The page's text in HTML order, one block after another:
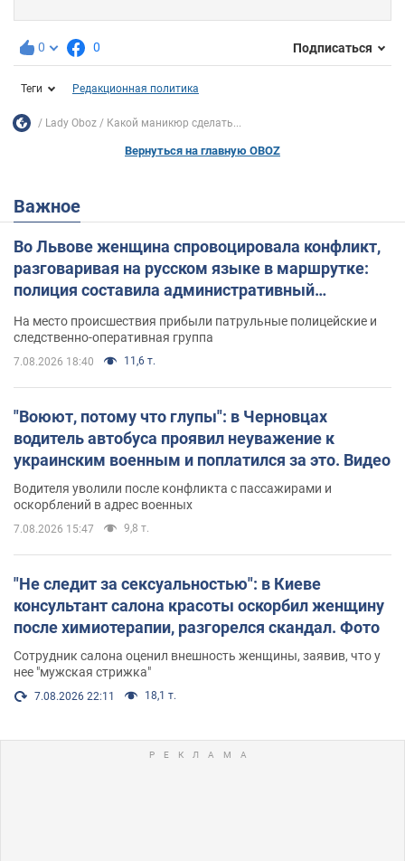
0 0 Подписаться
Теги Редакционная политика
Lady Oboz Какой маникюр сделать...
Вернуться на главную OBOZ
Важное
Во Львове женщина спровоцировала конфликт,
разговаривая на русском языке в маршрутке:
полиция составила административный
На место происшествия прибыли патрульные полицейские и
следственно-оперативная группа
7.08.2026 18:40 11,6 т.
"Воюют, потому что глупы": в Черновцах
водитель автобуса проявил неуважение к
украинским военным и поплатился за это. Видео
Водителя уволили после конфликта с пассажирами и
оскорблений в адрес военных
7.08.2026 15:47 9,8 т.
"Не следит за сексуальностью": в Киеве
консультант салона красоты оскорбил женщину
после химиотерапии, разгорелся скандал. Фото
Сотрудник салона оценил внешность женщины, заявив, что у
нее "мужская стрижка"
7.08.2026 22:11 18,1 т.